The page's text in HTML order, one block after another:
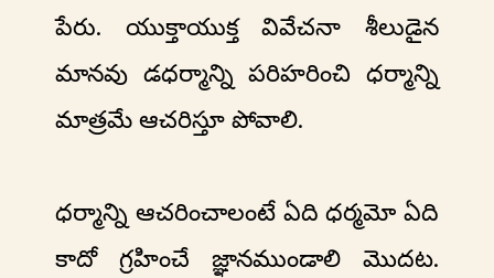
పేరు. యుక్తాయుక్త వివేచనా శీలుడైన
మానవు డధర్మాన్ని పరిహరించి ధర్మాన్ని
మాత్రమే ఆచరిస్తూ పోవాలి.
ధర్మాన్ని ఆచరించాలంటే ఏది ధర్మమో ఏది
కాదో గ్రహించే జ్ఞానముండాలి మొదట.